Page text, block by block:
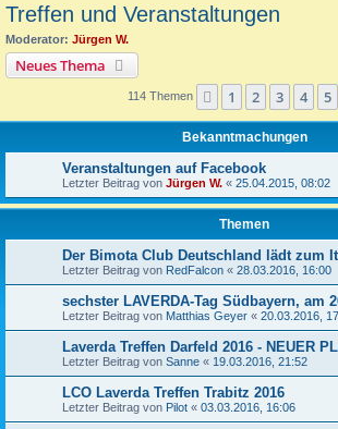
Treffen und Veranstaltungen
Moderator: Jürgen W.
Neues Thema
114 Themen Vorherige
1 2 3 4 5
Bekanntmachungen
Veranstaltungen auf Facebook
Letzter Beitrag von Jürgen W. « 25.04.2015, 08:02
Themen
Der Bimota Club Deutschland lädt zum
Letzter Beitrag von RedFalcon « 28.03.2016, 16:00
sechster LAVERDA-Tag Südbayern, am
Letzter Beitrag von Matthias Geyer « 20.03.2016,
Laverda Treffen Darfeld 2016 - NEUER
Letzter Beitrag von Sanne « 19.03.2016, 21:52
LCO Laverda Treffen Trabitz 2016
Letzter Beitrag von Pilot « 03.03.2016, 16:06